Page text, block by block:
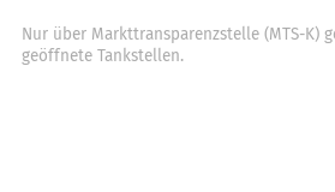
Nur über Markttransparenzstelle (MTS-K)
geöffnete Tankstellen.